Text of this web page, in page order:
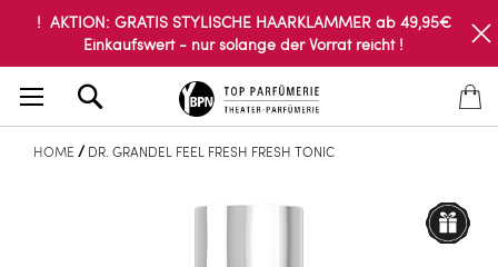
! AKTION: GRATIS STYLISCHE HAARKLAMMER ab 49,95€
Einkaufswert - nur solange der Vorrat reicht !
HOME DR. GRANDEL FEEL FRESH FRESH TONIC